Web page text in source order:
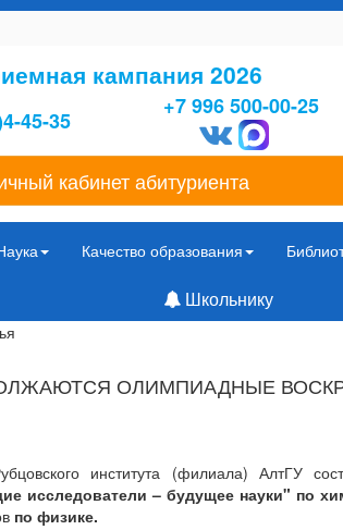
кампания 2026
45-35
+7 996 500-00-25
кабинет абитуриента
Качество образования
Школьнику
ОЛИМПИАДНЫЕ
института (филиала) АлтГУ
исследователи – будущее науки" по
по физике.